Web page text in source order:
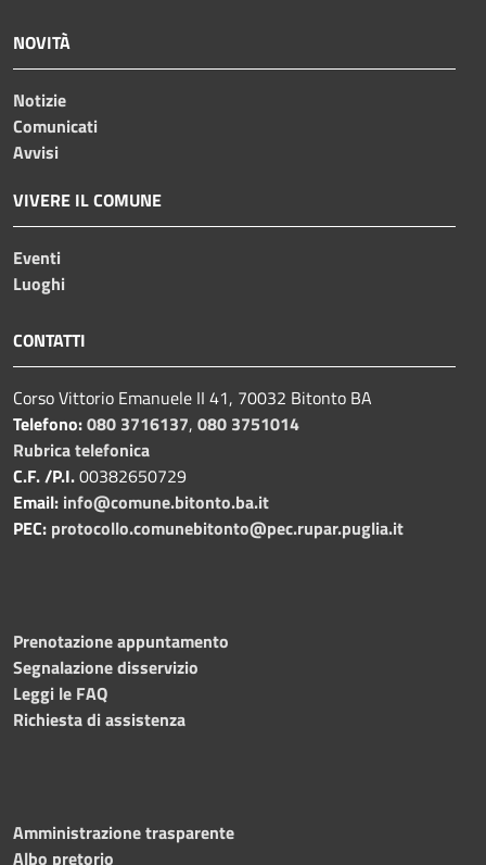
NOVITÀ
Notizie
Comunicati
Avvisi
VIVERE IL COMUNE
Eventi
Luoghi
CONTATTI
Corso Vittorio Emanuele II 41, 70032 Bitonto BA
Telefono:080 3716137, 080 3751014
Rubrica telefonica
C.F. /P.I.00382650729
Email: info@comune.bitonto.ba.it
PEC: protocollo.comunebitonto@pec.rupar.puglia.it
Prenotazione appuntamento
Segnalazione disservizio
Leggi le FAQ
Richiesta di assistenza
Amministrazione trasparente
Albo pretorio